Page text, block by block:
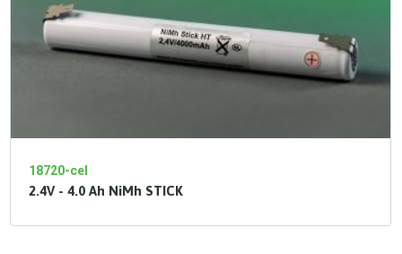
18720-cel
2.4V - 4.0 Ah NiMh STICK